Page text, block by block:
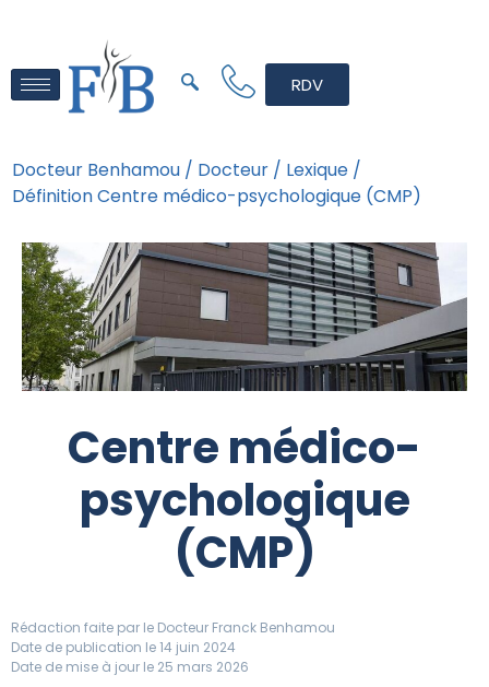
RDV
Docteur Benhamou / Docteur / Lexique /
Définition Centre médico-psychologique (CMP)
Centre médico-
psychologique
(CMP)
Rédaction faite par le Docteur Franck Benhamou
Date de publication le 14 juin 2024
Date de mise à jour le 25 mars 2026